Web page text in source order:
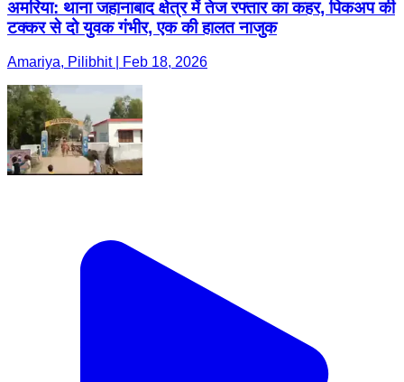
अमरिया: थाना जहानाबाद क्षेत्र में तेज रफ्तार का कहर, पिकअप की
टक्कर से दो युवक गंभीर, एक की हालत नाजुक
Amariya, Pilibhit | Feb 18, 2026